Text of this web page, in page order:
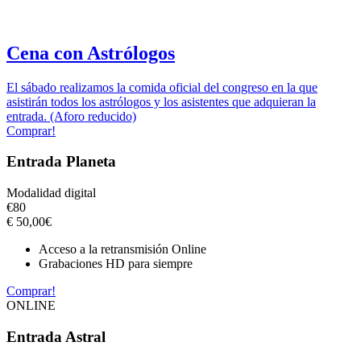
Cena con Astrólogos
El sábado realizamos la comida oficial del congreso en la que
asistirán todos los astrólogos y los asistentes que adquieran la
entrada. (Aforo reducido)
Comprar!
Entrada Planeta
Modalidad digital
€80
€ 50,00€
Acceso a la retransmisión Online
Grabaciones HD para siempre
Comprar!
ONLINE
Entrada Astral